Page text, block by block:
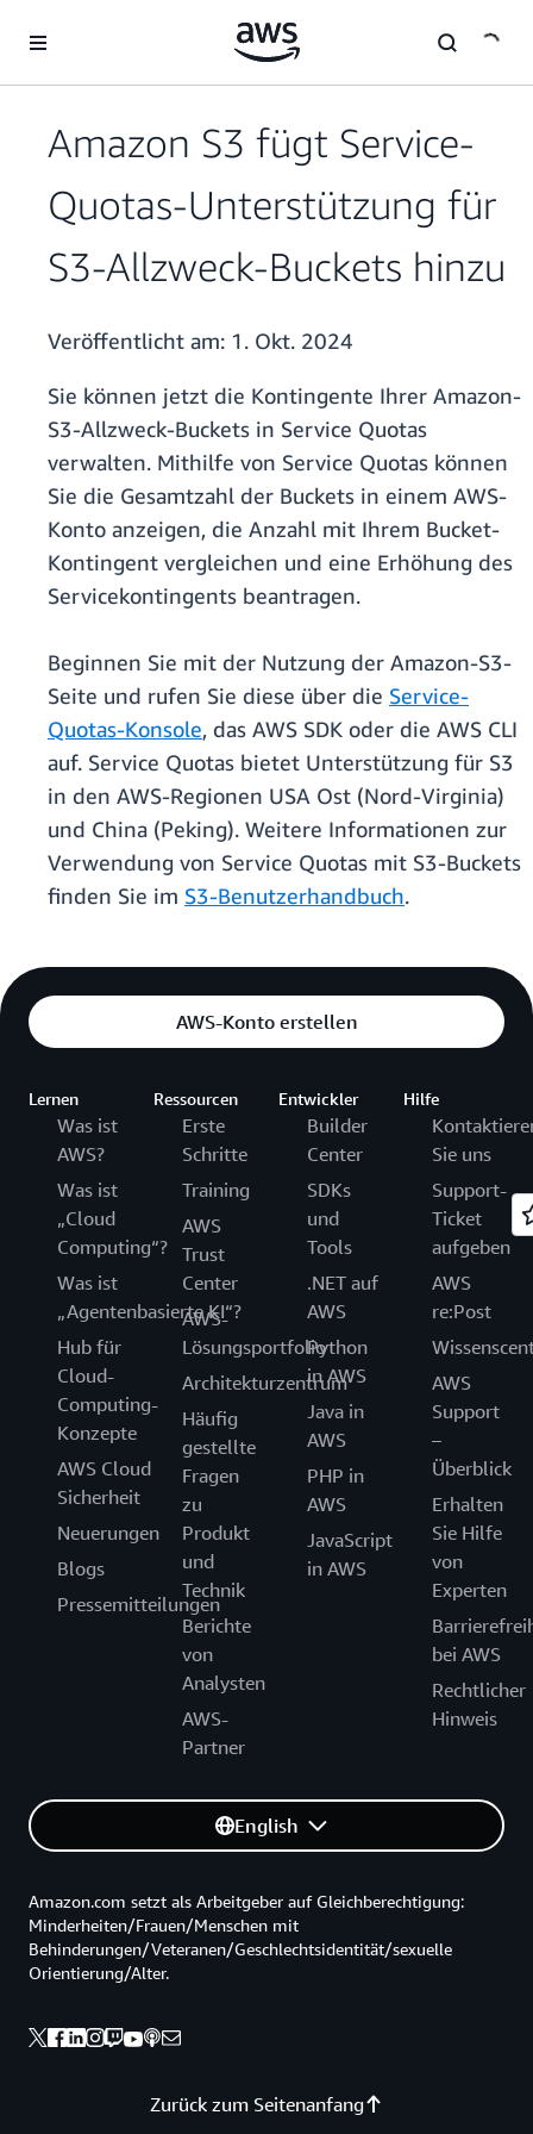
Überspringen zum Hauptinhalt
Amazon S3 fügt Service-
Quotas-Unterstützung für
S3-Allzweck-Buckets hinzu
Veröffentlicht am: 1. Okt. 2024
Sie können jetzt die Kontingente Ihrer Amazon-
S3-Allzweck-Buckets in Service Quotas
verwalten. Mithilfe von Service Quotas können
Sie die Gesamtzahl der Buckets in einem AWS-
Konto anzeigen, die Anzahl mit Ihrem Bucket-
Kontingent vergleichen und eine Erhöhung des
Servicekontingents beantragen.
Beginnen Sie mit der Nutzung der Amazon-S3-
Seite und rufen Sie diese über die Service-
Quotas-Konsole, das AWS SDK oder die AWS CLI
auf. Service Quotas bietet Unterstützung für S3
in den AWS-Regionen USA Ost (Nord-Virginia)
und China (Peking). Weitere Informationen zur
Verwendung von Service Quotas mit S3-Buckets
finden Sie im S3-Benutzerhandbuch.
AWS-Konto erstellen
Lernen
Was ist
AWS?
Was ist
„Cloud
Computing“?
Was ist
„Agentenbasierte KI“?
Hub für
Cloud-
Computing-
Konzepte
AWS Cloud
Sicherheit
Neuerungen
Blogs
Pressemitteilungen
Ressourcen
Erste
Schritte
Training
AWS
Trust
Center
AWS-
Lösungsportfolio
Architekturzentrum
Häufig
gestellte
Fragen
zu
Produkt
und
Technik
Berichte
von
Analysten
AWS-
Partner
Entwickler
Builder
Center
SDKs
und
Tools
.NET auf
AWS
Python
in AWS
Java in
AWS
PHP in
AWS
JavaScript
in AWS
Hilfe
Sie uns
Support-
Ticket
aufgeben
AWS
re:Post
AWS
Support
–
Überblick
Erhalten
Sie Hilfe
von
Experten
bei AWS
Rechtlicher
Hinweis
English
Zurück zum Seitenanfang
Amazon.com setzt als Arbeitgeber auf Gleichberechtigung:
Minderheiten/Frauen/Menschen mit
Behinderungen/Veteranen/Geschlechtsidentität/sexuelle
Orientierung/Alter.